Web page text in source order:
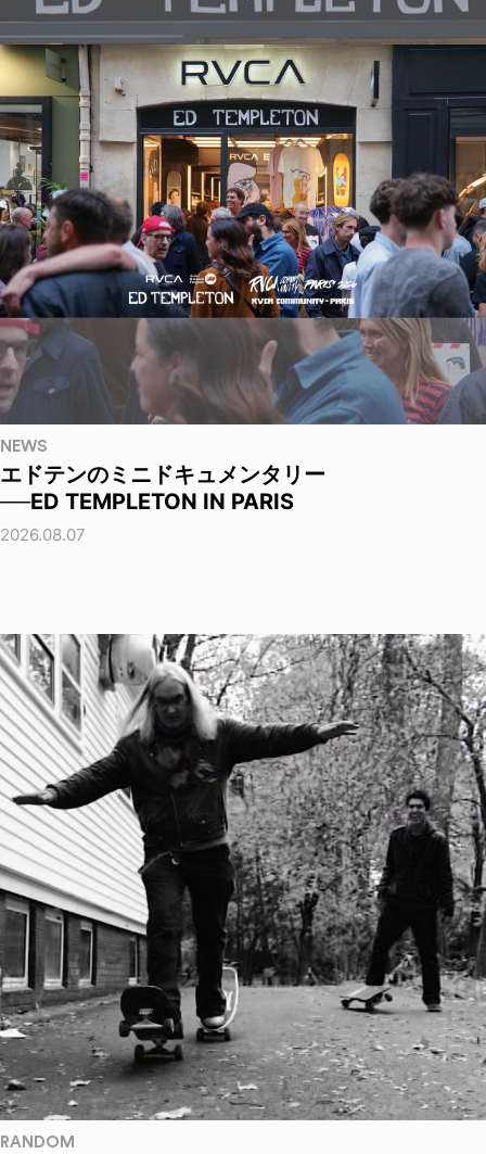
NEWS
エドテンのミニドキュメンタリー
──ED TEMPLETON IN PARIS
2026.08.07
RANDOM